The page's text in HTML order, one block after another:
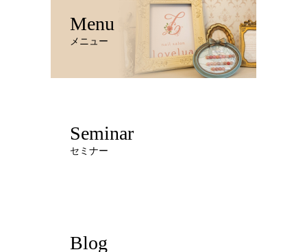
Menu
メニュー
Seminar
セミナー
Blog